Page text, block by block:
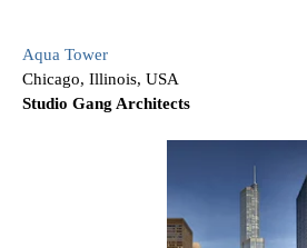
Aqua Tower
Chicago, Illinois, USA
Studio Gang Architects